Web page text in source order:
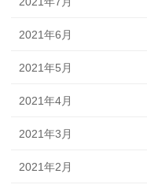
2021年6月
2021年5月
2021年4月
2021年3月
2021年2月